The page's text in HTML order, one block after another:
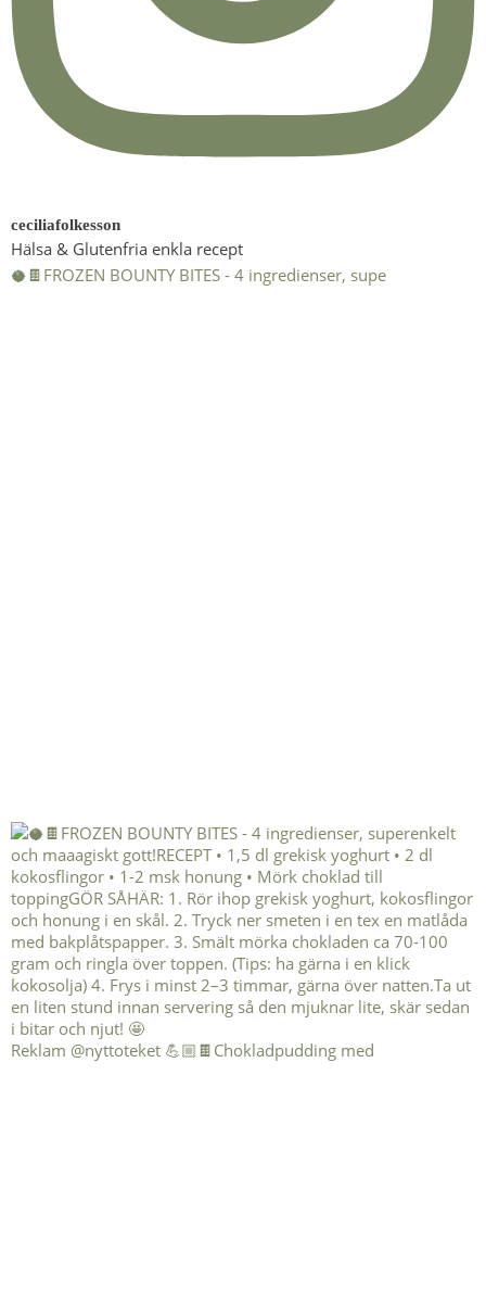
ceciliafolkesson
Hälsa & Glutenfria enkla recept
🥥🍫FROZEN BOUNTY BITES - 4 ingredienser, supe
Reklam @nyttoteket 💪🏼🍫Chokladpudding med